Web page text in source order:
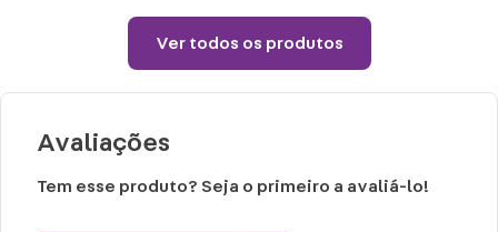
Ver todos os produtos
Avaliações
Tem esse produto? Seja o primeiro a avaliá-lo!